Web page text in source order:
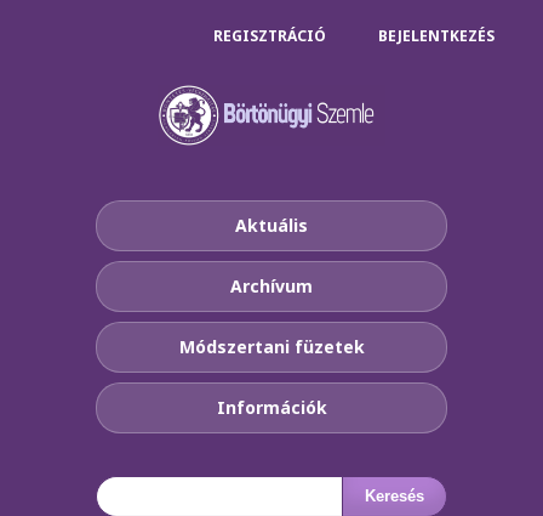
Aktuális
Archívum
Módszertani füzetek
Információk
Keresés
REGISZTRÁCIÓ BEJELENTKEZÉS